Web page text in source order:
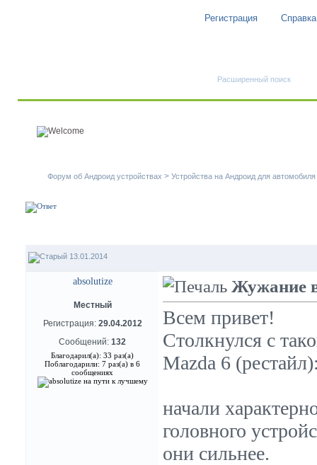
Регистрация Справка
Расширенный поиск
Форум об Андроид устройствах > Устройства на Андроид для автомобиля
13.01.2014
absolutize
Местный
Регистрация: 29.04.2012
Сообщений: 132
Благодарил(а): 33 раз(а)
Поблагодарили: 7 раз(а) в 6
сообщениях
Жужание
Всем привет!
Столкнулся с
Mazda 6
начали
головного
они сильнее.